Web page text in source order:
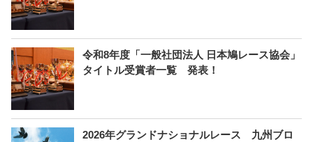
令和8年度「一般社団法人 日本鳩レース協会」
タイトル受賞者一覧 発表！
2026年グランドナショナルレース 九州ブロ